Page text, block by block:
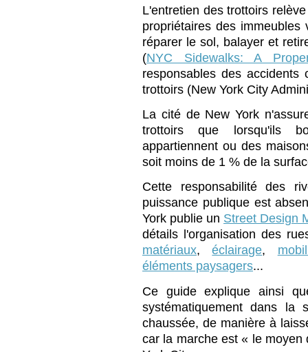
L'entretien des trottoirs
propriétaires des
réparer le sol, balayer et
(NYC Sidewalks: A
responsables des
trottoirs (New York City
La cité de New York
trottoirs que lorsqu'ils
appartiennent ou des
soit moins de 1 % de la
Cette responsabilité des
puissance publique est
York publie un Street Design
détails l'organisation des
matériaux,éclairage,
éléments paysagers...
Ce guide explique ainsi
systématiquement dans
chaussée, de manière à
car la marche est « le